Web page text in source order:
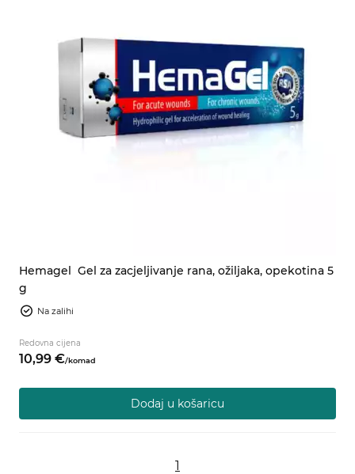
Hemagel Gel za zacjeljivanje rana, ožiljaka, opekotina 5
g
Na zalihi
Redovna cijena
10,99 €/komad
Dodaj u košaricu
1